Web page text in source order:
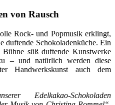
von Rausch
Rock- und Popmusik erklingt,
duftende Schokoladenküche. Ein
süß duftende Kunstwerke
– und natürlich werden diese
Handwerkskunst auch dem
Edelkakao-Schokoladen